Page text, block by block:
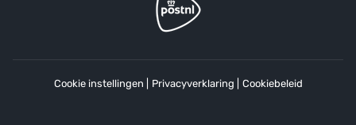
Cookie instellingen Privacyverklaring Cookiebeleid